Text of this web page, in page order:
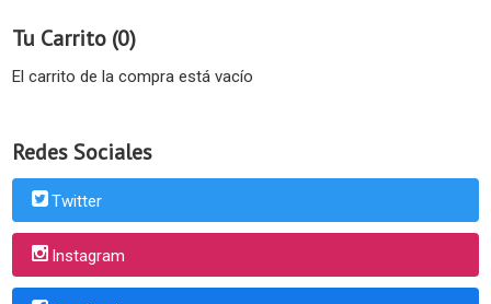
Tu Carrito (0)
El carrito de la compra está vacío
Redes Sociales
Twitter
Instagram